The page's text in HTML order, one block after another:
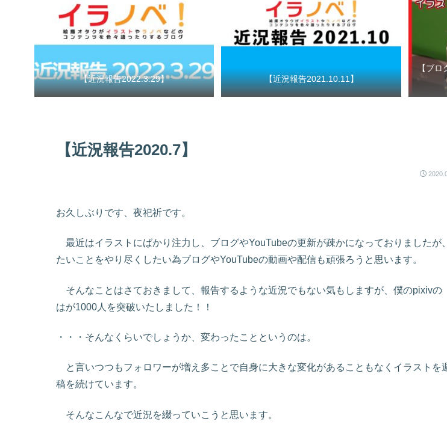
【近況報告2022.3.29】 【近況報告2021.10.11】
【ブ
【近況報告2020.7】
お久しぶりです、夜祀祈です。
最近はイラストにばかり注力し、ブログやYouTubeの更新が疎かになっておりましたが
たいことをやり尽くしたい為ブログやYouTubeの動画や配信も頑張ろうと思います。
そんなことはさておきまして、報告するような近況でもない気もしますが、僕のpixiv
はが1000人を突破いたしました！！
・・・そんなくらいでしょうか、変わったことというのは。
と言いつつもフォロワーが増え多ことで自身に大きな変化があることもなくイラストを
稿を続けています。
そんなこんなで近況を綴っていこうと思います。